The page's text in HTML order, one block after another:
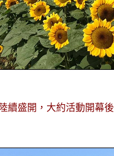
續盛開，大約活動開幕